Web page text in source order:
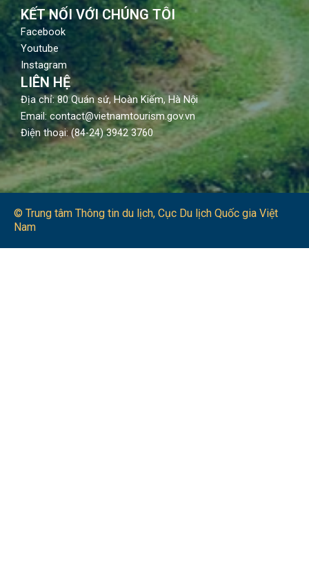
KẾT NỐI VỚI CHÚNG TÔI
Facebook
Youtube
Instagram
LIÊN HỆ
Địa chỉ: 80 Quán sứ, Hoàn Kiếm, Hà Nội
Email: contact@vietnamtourism.gov.vn
Điện thoại: (84-24) 3942 3760
© Trung tâm Thông tin du lịch​, Cục Du lịch Quốc gia Việt
Nam